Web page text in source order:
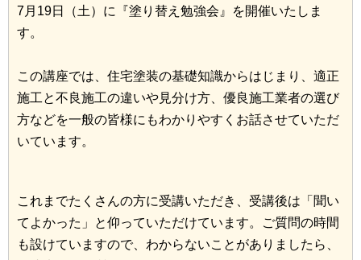
7月19日（土）に『塗り替え勉強会』を開催いたしま
す。
この講座では、住宅塗装の基礎知識からはじまり、適正
施工と不良施工の違いや見分け方、優良施工業者の選び
方などを一般の皆様にもわかりやすくお話させていただ
いています。
これまでたくさんの方に受講いただき、受講後は「聞い
てよかった」と仰っていただけています。ご質問の時間
も設けていますので、わからないことがありましたら、